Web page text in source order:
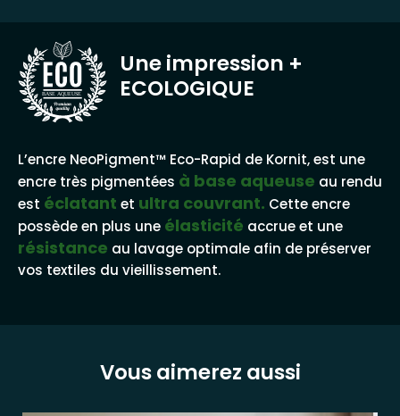
BASE AQUEUSE
Une impression +
ECOLOGIQUE
L’encre NeoPigment™ Eco-Rapid de Kornit, est une
encre très pigmentées à base aqueuse au rendu
est éclatant et ultra couvrant. Cette encre
possède en plus une élasticité accrue et une
résistance au lavage optimale afin de préserver
vos textiles du vieillissement.
Vous aimerez aussi